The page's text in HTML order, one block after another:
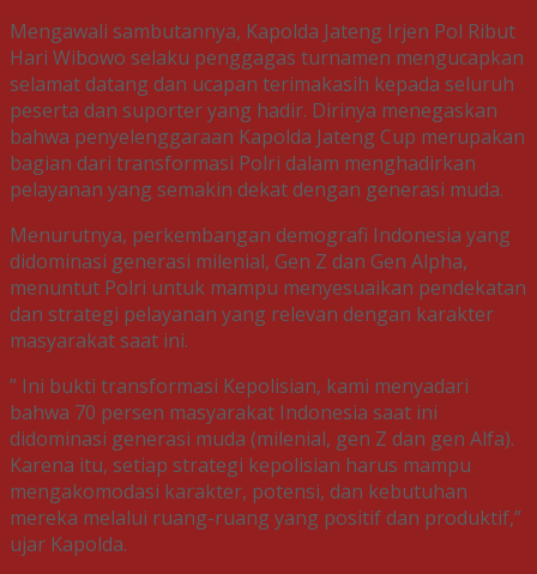
Mengawali sambutannya, Kapolda Jateng Irjen Pol Ribut
Hari Wibowo selaku penggagas turnamen mengucapkan
selamat datang dan ucapan terimakasih kepada seluruh
peserta dan suporter yang hadir. Dirinya menegaskan
bahwa penyelenggaraan Kapolda Jateng Cup merupakan
bagian dari transformasi Polri dalam menghadirkan
pelayanan yang semakin dekat dengan generasi muda.
Menurutnya, perkembangan demografi Indonesia yang
didominasi generasi milenial, Gen Z dan Gen Alpha,
menuntut Polri untuk mampu menyesuaikan pendekatan
dan strategi pelayanan yang relevan dengan karakter
masyarakat saat ini.
” Ini bukti transformasi Kepolisian, kami menyadari
bahwa 70 persen masyarakat Indonesia saat ini
didominasi generasi muda (milenial, gen Z dan gen Alfa).
Karena itu, setiap strategi kepolisian harus mampu
mengakomodasi karakter, potensi, dan kebutuhan
mereka melalui ruang-ruang yang positif dan produktif,”
ujar Kapolda.